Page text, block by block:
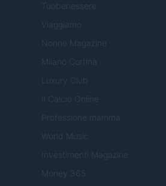
Tuobenessere
Viaggiamo
Nonne Magazine
Milano Cortina
Luxury Club
Il Calcio Online
Professione mamma
World Music
Investimenti Magazine
Money 365